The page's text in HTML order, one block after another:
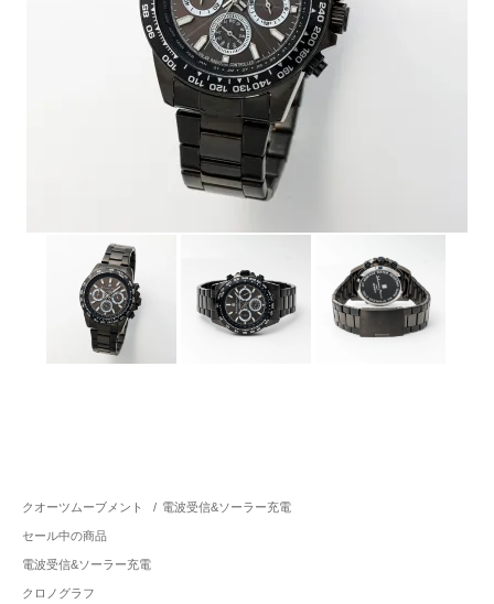
クオーツムーブメント / 電波受信&ソーラー充電
セール中の商品
電波受信&ソーラー充電
クロノグラフ